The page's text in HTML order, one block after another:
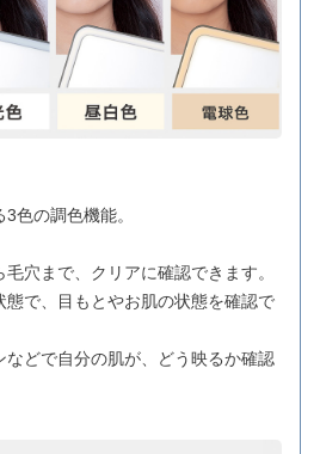
色の調色機能。
穴まで、クリアに確認できます。
で、目もとやお肌の状態を確認で
などで自分の肌が、どう映るか確認